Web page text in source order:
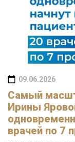
09.06.2026
Самый
Ирины
врачей по 7